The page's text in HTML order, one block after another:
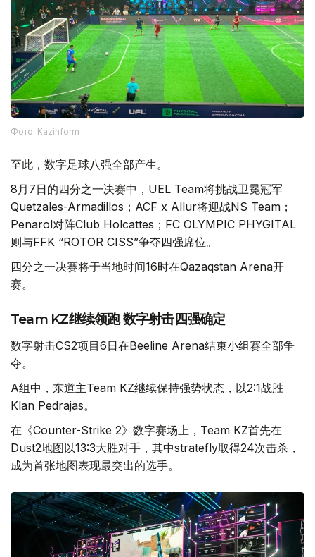
Фото: Kazinform
至此，数字足球八强全部产生。
8月7日的四分之一决赛中，UEL Team将挑战卫冕冠军
Quetzales-Armadillos；ACF x Allur将迎战NS Team；
Penarol对阵Club Holcattes；FC OLYMPIC PHYGITAL
则与FFK “ROTOR CISS”争夺四强席位。
四分之一决赛将于当地时间16时在Qazaqstan Arena开
赛。
Team KZ继续领跑 数字射击四强确定
数字射击CS2项目6日在Beeline Arena结束小组赛全部争
夺。
A组中，东道主Team KZ继续保持强势状态，以2:1战胜
Klan Pedrajas。
在《Counter-Strike 2》数字赛场上，Team KZ首先在
Dust2地图以13:3大胜对手，其中stratefly取得24次击杀，
成为首张地图表现最突出的选手。